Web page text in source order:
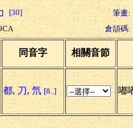
[30]
筆畫:
倉頡碼:
同音字 相關音節
都, 刀, 氘 [8..] 嘟